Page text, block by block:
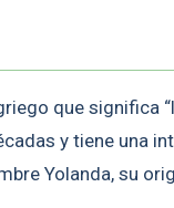
que significa
y tiene una
Yolanda, su